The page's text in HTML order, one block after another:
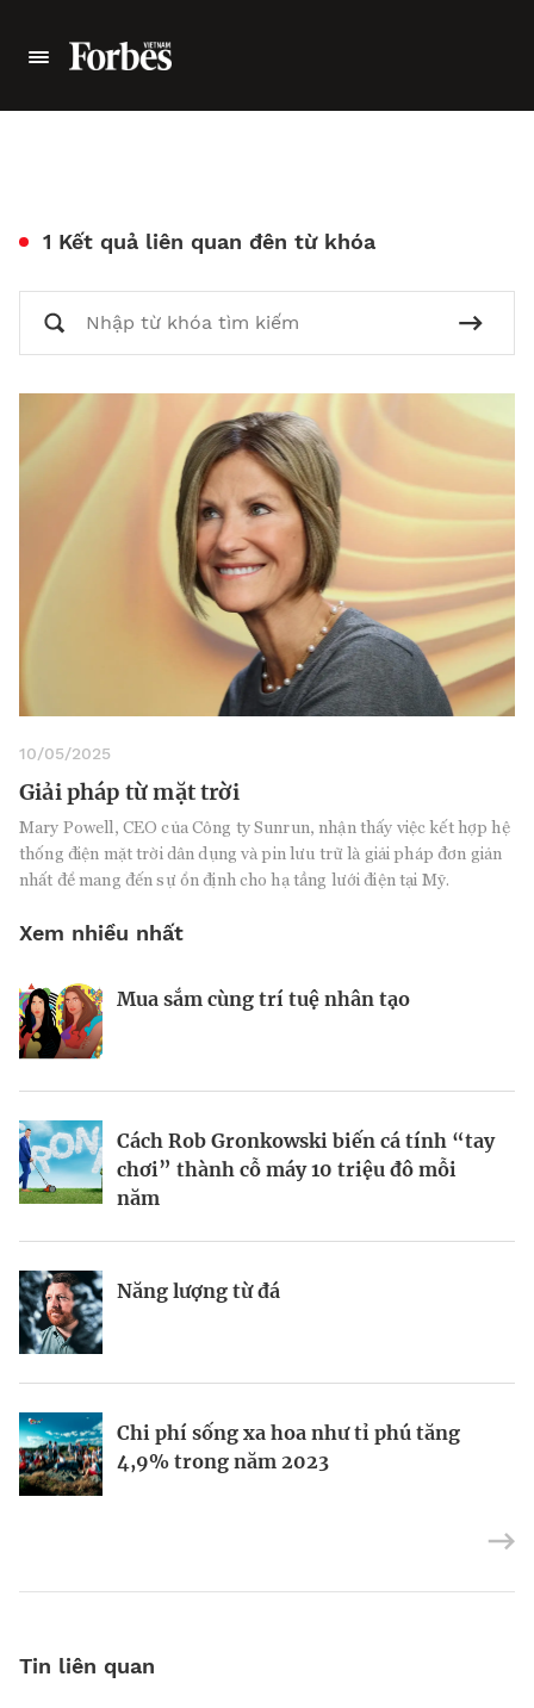
1 Kết quả liên quan đên từ khóa
10/05/2025
Giải pháp từ mặt trời
Mary Powell, CEO của Công ty Sunrun, nhận thấy việc kết hợp hệ
thống điện mặt trời dân dụng và pin lưu trữ là giải pháp đơn giản
nhất để mang đến sự ổn định cho hạ tầng lưới điện tại Mỹ.
Xem nhiều nhất
Mua sắm cùng trí tuệ nhân tạo
Cách Rob Gronkowski biến cá tính “tay
chơi” thành cỗ máy 10 triệu đô mỗi
năm
Năng lượng từ đá
Chi phí sống xa hoa như tỉ phú tăng
4,9% trong năm 2023
Nhà sáng lập 25 tuổi và tham vọng lật
Thợ săn khoản vay
Nếu biết tận dụng, AI sẽ giúp điều hành
công ty tốt hơn
Định vị doanh nghiệp Việt trên bản đồ
kinh tế toàn cầu
Kiểm soát bất ổn và bảo vệ sức khỏe
BRANDCONNECT | Brand Contributor
Champagne hàng đầu cho chất riêng
mùa lễ hội
Kết nối liên vùng: Đòn bẩy chiến lược
Mukesh Ambani sắp chuyển giao quyền
điều hành Reliance Industries cho các
Tin liên quan